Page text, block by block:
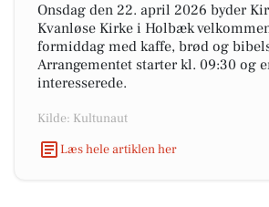
Onsdag den 22. april 2026 byder
Kvanløse Kirke i Holbæk
formiddag med kaffe, brød og
Arrangementet starter kl. 09:30 og
interesserede.
Kilde: Kultunaut
Læs hele artiklen her